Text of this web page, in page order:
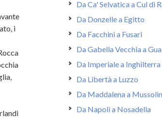
i
Da Ca' Selvatica a Cul di
Da Donzelle a Egitto
Da Facchini a Fusari
Da Gabella Vecchia a
Da Imperiale a Inghilterra
Da Libertà a Luzzo
Da Maddalena a
Da Napoli a Nosadella